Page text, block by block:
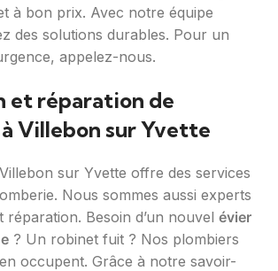
à bon prix. Avec notre équipe
des solutions durables. Pour un
appelez-nous.
et réparation de
Villebon sur Yvette
sur Yvette offre des services
Nous sommes aussi experts
réparation. Besoin d’un nouvel évier
? Un robinet fuit ? Nos plombiers
occupent. Grâce à notre savoir-